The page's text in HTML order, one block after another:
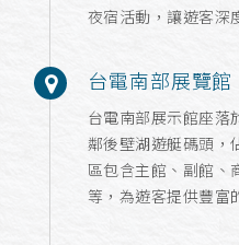
夜宿活動，讓遊客深
台電南部展覽館
台電南部展示館座落
鄰後壁湖遊艇碼頭，
區包含主館、副館、
等，為遊客提供豐富